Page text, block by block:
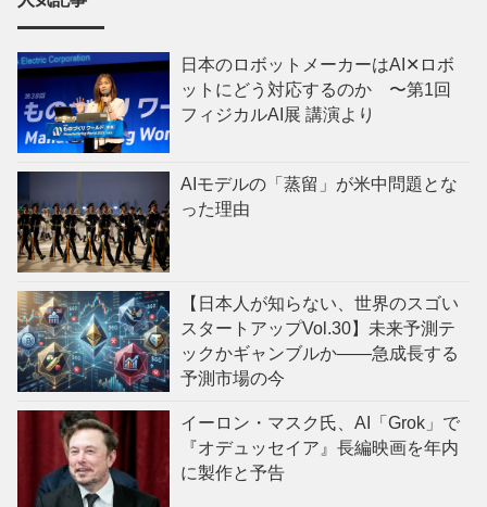
日本のロボットメーカーはAI✕ロボ
ットにどう対応するのか 〜第1回
フィジカルAI展 講演より
AIモデルの「蒸留」が米中問題とな
った理由
【日本人が知らない、世界のスゴい
スタートアップVol.30】未来予測テ
ックかギャンブルか——急成長する
予測市場の今
イーロン・マスク氏、AI「Grok」で
『オデュッセイア』長編映画を年内
に製作と予告